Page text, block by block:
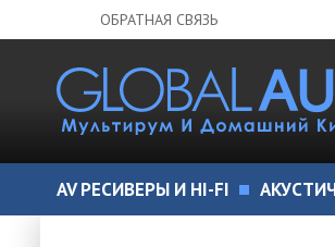
ОБРАТНАЯ СВЯЗЬ
AV РЕСИВЕРЫ И HI-FI